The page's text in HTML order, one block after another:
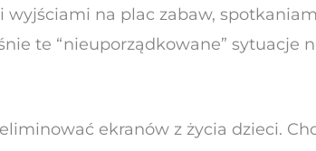
na plac zabaw,
te “nieuporządkowane” sytuacje
ekranów z życia dzieci.